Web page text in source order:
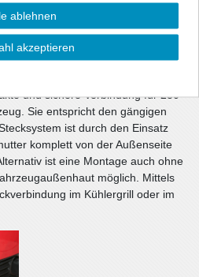
Festeinbau des Heizlüfters:
und sichere Verbindung für 230
Sie entspricht den gängigen
ist durch den Einsatz
komplett von der Außenseite
ist eine Montage auch ohne
möglich. Mittels
im Kühlergrill oder im
ablehnen
akzeptieren